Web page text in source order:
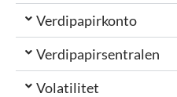
Verdipapirkonto
Verdipapirsentralen
Volatilitet